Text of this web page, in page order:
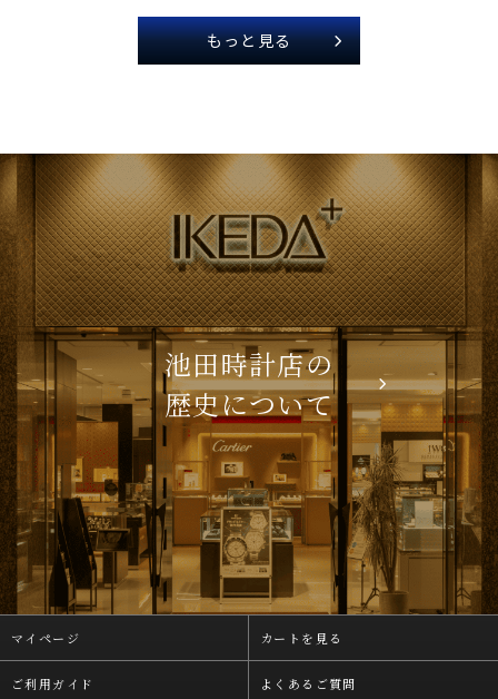
もっと見る
池田時計店の
歴史について
マイページ カートを見る
ご利用ガイド よくあるご質問